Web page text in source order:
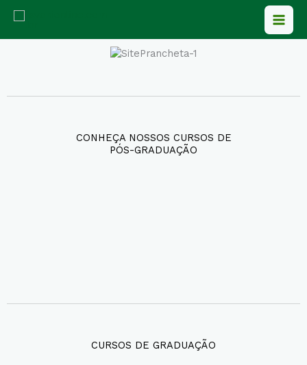
para
CONHEÇA NOSSOS CURSOS DE
PÓS-GRADUAÇÃO
CURSOS DE GRADUAÇÃO